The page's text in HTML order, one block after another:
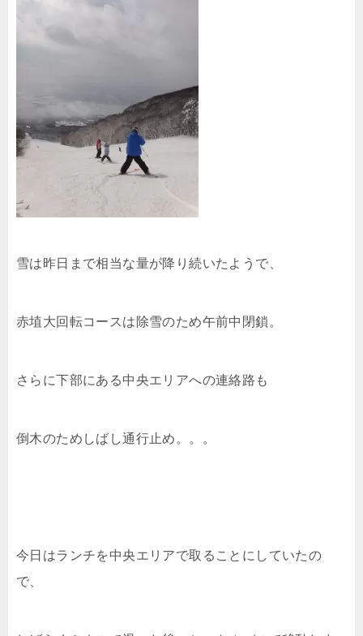
雪は昨日まで相当な量が降り続いたようで、
赤埴大回転コースは除雪のため午前中閉鎖。
さらに下部にある中央エリアへの連絡路も
倒木のためしばし通行止め。。。
今日はランチを中央エリアで取ることにしていたの
で、